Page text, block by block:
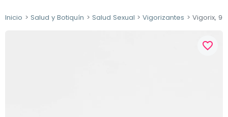
Inicio Salud y Botiquín Salud Sexual Vigorizantes Vigorix,
favorite_border